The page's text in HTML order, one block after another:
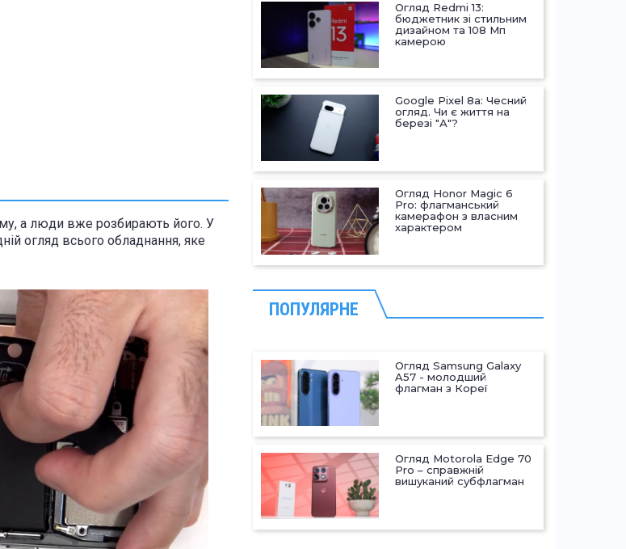
а люди вже розбирають його. У
огляд всього обладнання, яке
Огляд Redmi 13:
бюджетник зі стильним
дизайном та 108 Мп
камерою
Google Pixel 8a: Чесний
огляд. Чи є життя на
березі "А"?
Огляд Honor Magic 6
Pro: флагманський
камерафон з власним
характером
ПОПУЛЯРНЕ
Огляд Samsung Galaxy
A57 - молодший
флагман з Кореї
Огляд Motorola Edge 70
Pro – справжній
вишуканий субфлагман